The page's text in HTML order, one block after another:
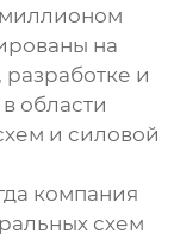
на
и
области
и силовой
компания
схем